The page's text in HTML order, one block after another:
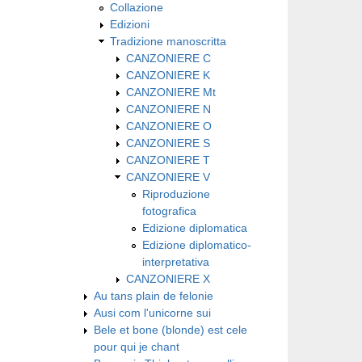
Collazione
Edizioni
Tradizione manoscritta
CANZONIERE C
CANZONIERE K
CANZONIERE Mt
CANZONIERE N
CANZONIERE O
CANZONIERE S
CANZONIERE T
CANZONIERE V
Riproduzione
fotografica
Edizione diplomatica
Edizione diplomatico-
interpretativa
CANZONIERE X
Au tans plain de felonie
Ausi com l'unicorne sui
Bele et bone (blonde) est cele
pour qui je chant